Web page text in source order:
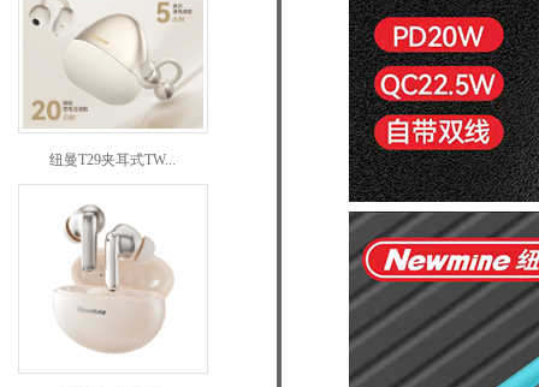
纽曼T29夹耳式TW...